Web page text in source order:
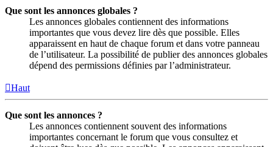
Que sont les annonces globales ?
Les annonces globales contiennent des informations
importantes que vous devez lire dès que possible. Elles
apparaissent en haut de chaque forum et dans votre panneau
de l’utilisateur. La possibilité de publier des annonces globales
dépend des permissions définies par l’administrateur.
Haut
Que sont les annonces ?
Les annonces contiennent souvent des informations
importantes concernant le forum que vous consultez et